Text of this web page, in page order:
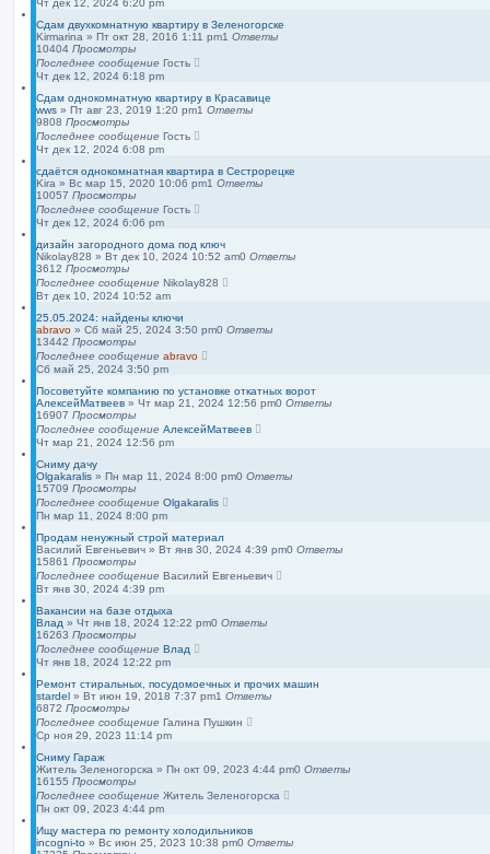
Сдам двухкомнатную квартиру в Зеленогорске
Kirmarina » Пт окт 28, 2016 1:11 pm1 Ответы
10404 Просмотры
Последнее сообщение Гость
Чт дек 12, 2024 6:18 pm
Сдам однокомнатную квартиру в Красавице
wws » Пт авг 23, 2019 1:20 pm1 Ответы
9808 Просмотры
Последнее сообщение Гость
Чт дек 12, 2024 6:08 pm
сдаётся однокомнатная квартира в Сестрорецке
Kira » Вс мар 15, 2020 10:06 pm1 Ответы
10057 Просмотры
Последнее сообщение Гость
Чт дек 12, 2024 6:06 pm
дизайн загородного дома под ключ
Nikolay828 » Вт дек 10, 2024 10:52 am0 Ответы
3612 Просмотры
Последнее сообщение Nikolay828
Вт дек 10, 2024 10:52 am
25.05.2024: найдены ключи
abravo » Сб май 25, 2024 3:50 pm0 Ответы
13442 Просмотры
Последнее сообщение abravo
Сб май 25, 2024 3:50 pm
Посоветуйте компанию по установке откатных ворот
АлексейМатвеев » Чт мар 21, 2024 12:56 pm0 Ответы
16907 Просмотры
Последнее сообщение АлексейМатвеев
Чт мар 21, 2024 12:56 pm
Сниму дачу
Olgakaralis » Пн мар 11, 2024 8:00 pm0 Ответы
15709 Просмотры
Последнее сообщение Olgakaralis
Пн мар 11, 2024 8:00 pm
Продам ненужный строй материал
Василий Евгеньевич » Вт янв 30, 2024 4:39 pm0 Ответы
15861 Просмотры
Последнее сообщение Василий Евгеньевич
Вт янв 30, 2024 4:39 pm
Вакансии на базе отдыха
Влад » Чт янв 18, 2024 12:22 pm0 Ответы
16263 Просмотры
Последнее сообщение Влад
Чт янв 18, 2024 12:22 pm
Ремонт стиральных, посудомоечных и прочих машин
stardel » Вт июн 19, 2018 7:37 pm1 Ответы
6872 Просмотры
Последнее сообщение Галина Пушкин
Ср ноя 29, 2023 11:14 pm
Сниму Гараж
Житель Зеленогорска » Пн окт 09, 2023 4:44 pm0 Ответы
16155 Просмотры
Последнее сообщение Житель Зеленогорска
Пн окт 09, 2023 4:44 pm
Ищу мастера по ремонту холодильников
incogni-to » Вс июн 25, 2023 10:38 pm0 Ответы